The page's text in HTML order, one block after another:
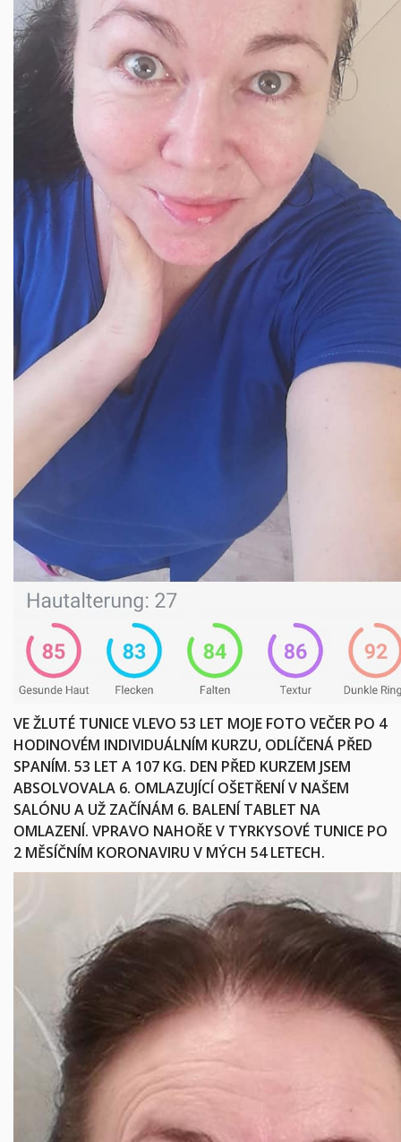
VE ŽLUTÉ TUNICE VLEVO 53 LET MOJE FOTO VEČER PO 4
HODINOVÉM INDIVIDUÁLNÍM KURZU, ODLÍČENÁ PŘED
SPANÍM. 53 LET A 107 KG. DEN PŘED KURZEM JSEM
ABSOLVOVALA 6. OMLAZUJÍCÍ OŠETŘENÍ V NAŠEM
SALÓNU A UŽ ZAČÍNÁM 6. BALENÍ TABLET NA
OMLAZENÍ. VPRAVO NAHOŘE V TYRKYSOVÉ TUNICE PO
2 MĚSÍČNÍM KORONAVIRU V MÝCH 54 LETECH.